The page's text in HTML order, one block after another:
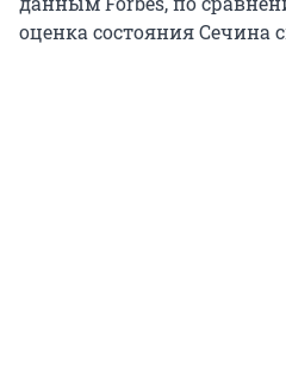
оценка состояния Сечина